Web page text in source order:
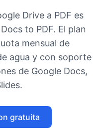
Drive a PDF es
to PDF. El plan
mensual de
agua y con soporte
de Google Docs,
gratuita